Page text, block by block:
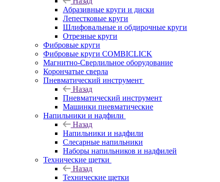
Абразивные круги и диски
Лепестковые круги
Шлифовальные и обдирочные круги
Отрезные круги
Фибровые круги
Фибровые круги COMBICLICK
Магнитно-Сверлильное оборудование
Корончатые сверла
Пневматический инструмент
Назад
Пневматический инструмент
Машинки пневматические
Напильники и надфили
Назад
Напильники и надфили
Слесарные напильники
Наборы напильников и надфилей
Технические щетки
Назад
Технические щетки